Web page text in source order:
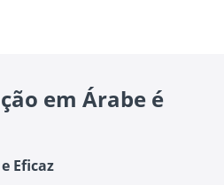
em Árabe é
Eficaz